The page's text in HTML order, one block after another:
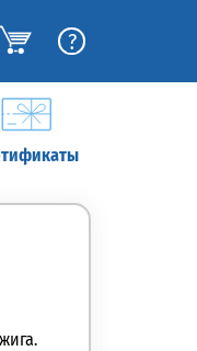
?